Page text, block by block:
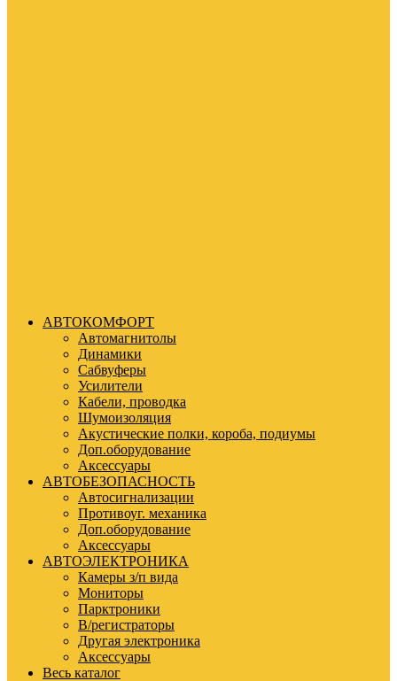
АВТОКОМФОРТ
Автомагнитолы
Динамики
Сабвуферы
Усилители
Кабели, проводка
Шумоизоляция
Акустические полки, короба, подиумы
Доп.оборудование
Аксессуары
АВТОБЕЗОПАСНОСТЬ
Автосигнализации
Противоуг. механика
Доп.оборудование
Аксессуары
АВТОЭЛЕКТРОНИКА
Камеры з/п вида
Мониторы
Парктроники
В/регистраторы
Другая электроника
Аксессуары
Весь каталог